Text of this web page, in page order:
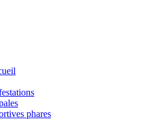
phares